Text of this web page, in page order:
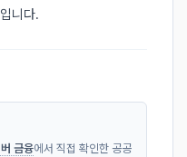
니다.
금융에서 직접 확인한 공공